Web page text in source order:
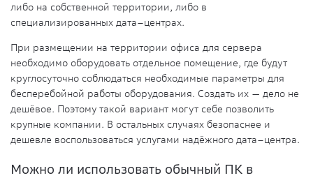
либо на собственной территории, либо в
специализированных дата–центрах.
При размещении на территории офиса для сервера
необходимо оборудовать отдельное помещение, где будут
круглосуточно соблюдаться необходимые параметры для
бесперебойной работы оборудования. Создать их — дело не
дешёвое. Поэтому такой вариант могут себе позволить
крупные компании. В остальных случаях безопаснее и
дешевле воспользоваться услугами надёжного дата–центра.
Можно ли использовать обычный ПК в